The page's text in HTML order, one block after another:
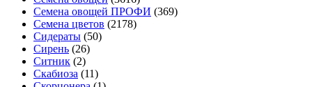
Семена овощей ПРОФИ (369)
Семена цветов (2178)
Сидераты (50)
Сирень (26)
Ситник (2)
Скабиоза (11)